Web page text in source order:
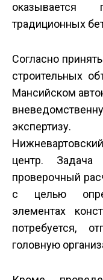
традиционных
Согласно
строительных
Мансийском
центр. Задача
проверочный
с целью
элементах
потребуется,
головную